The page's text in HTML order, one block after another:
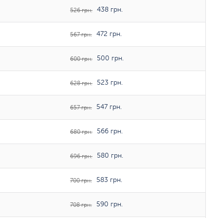
526 грн. 438 грн.
567 грн. 472 грн.
600 грн. 500 грн.
628 грн. 523 грн.
657 грн. 547 грн.
680 грн. 566 грн.
696 грн. 580 грн.
700 грн. 583 грн.
708 грн. 590 грн.